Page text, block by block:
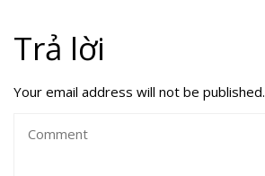
Trả lời
Your email address will not be published.